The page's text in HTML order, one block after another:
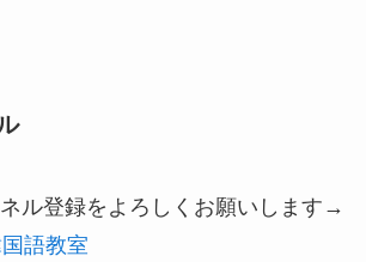
ル登録をよろしくお願いします→
語教室